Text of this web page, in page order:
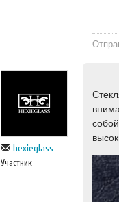
hexieglass
Участник